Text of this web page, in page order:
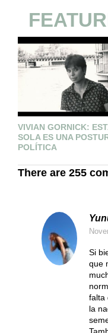
VIVIAN GORNICK:
SOLA ES UNA
POLÍTICA
There are 255
Si
que
falta
la